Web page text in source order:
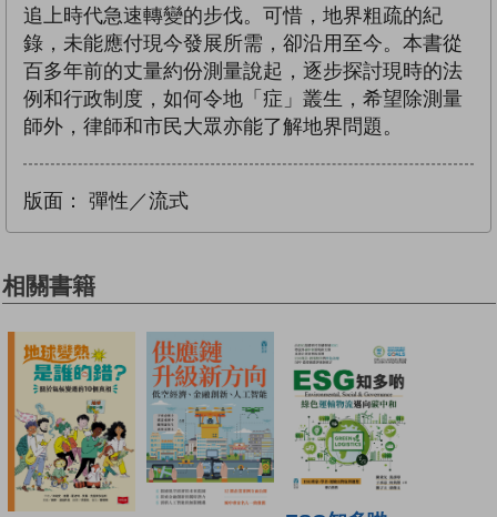
追上時代急速轉變的步伐。可惜，地界粗疏的紀
錄，未能應付現今發展所需，卻沿用至今。本書從
百多年前的丈量約份測量說起，逐步探討現時的法
例和行政制度，如何令地「症」叢生，希望除測量
師外，律師和市民大眾亦能了解地界問題。
版面： 彈性／流式
相關書籍